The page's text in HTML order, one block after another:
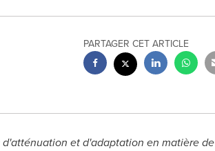
PARTAGER CET ARTICLE
et d'adaptation en matière de